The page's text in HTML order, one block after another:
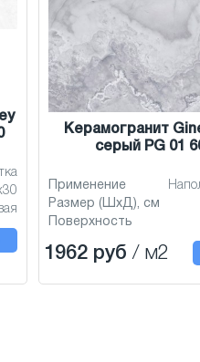
Керамогранит
серый PG 01
Применение
Размер (ШхД), см
Поверхность
1962 руб / м2